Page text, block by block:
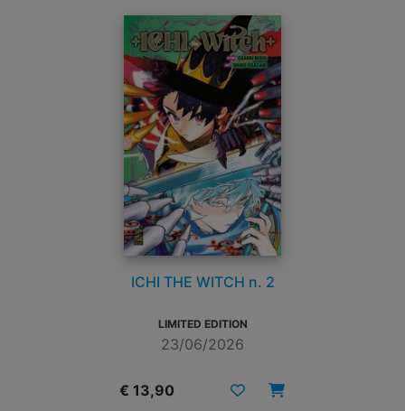
ICHI THE WITCH n. 2
LIMITED EDITION
23/06/2026
€ 13,90